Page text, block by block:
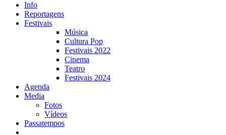
Info
Reportagens
Festivais
Música
Cultura Pop
Festivais 2022
Cinema
Teatro
Festivais 2024
Agenda
Media
Fotos
Vídeos
Passatempos